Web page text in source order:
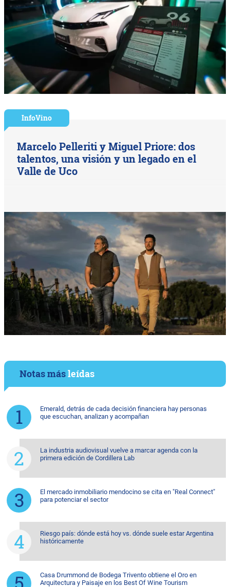
InfoVino
Marcelo Pelleriti y Miguel Priore: dos
talentos, una visión y un legado en el
Valle de Uco
Notas másleídas
Emerald, detrás de cada decisión financiera hay personas
que escuchan, analizan y acompañan
La industria audiovisual vuelve a marcar agenda con la
primera edición de Cordillera Lab
El mercado inmobiliario mendocino se cita en "Real Connect"
para potenciar el sector
Riesgo país: dónde está hoy vs. dónde suele estar Argentina
históricamente
Casa Drummond de Bodega Trivento obtiene el Oro en
Arquitectura y Paisaje en los Best Of Wine Tourism